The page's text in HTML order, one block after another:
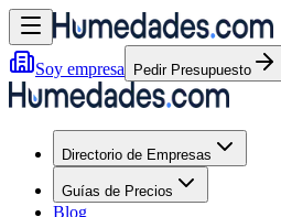
Soy empresa Pedir Presupuesto
Directorio de Empresas
Guías de Precios
Blog